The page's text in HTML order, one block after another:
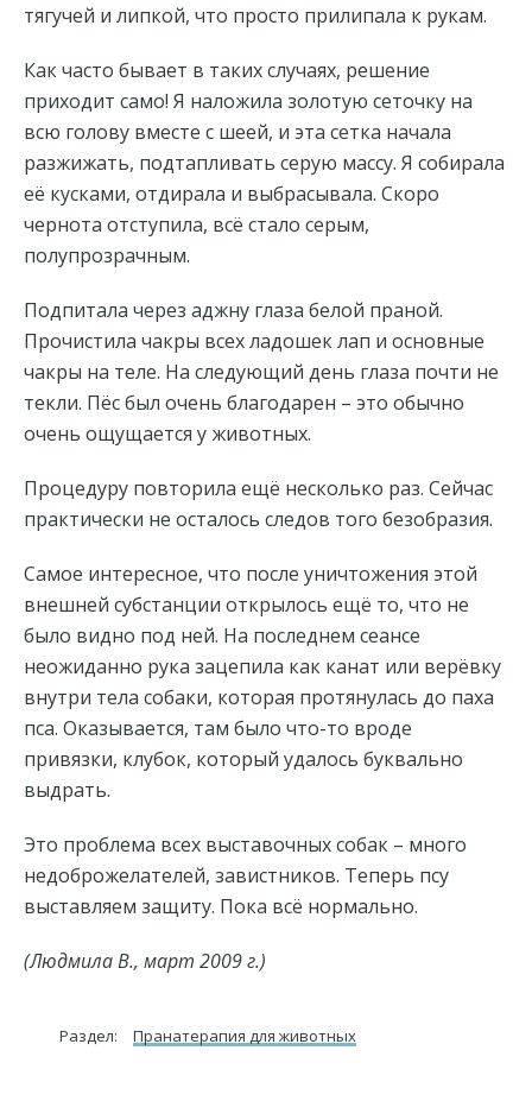
тягучей и липкой, что просто прилипала к рукам.
Как часто бывает в таких случаях, решение
приходит само! Я наложила золотую сеточку на
всю голову вместе с шеей, и эта сетка начала
разжижать, подтапливать серую массу. Я собирала
её кусками, отдирала и выбрасывала. Скоро
чернота отступила, всё стало серым,
полупрозрачным.
Подпитала через аджну глаза белой праной.
Прочистила чакры всех ладошек лап и основные
чакры на теле. На следующий день глаза почти не
текли. Пёс был очень благодарен – это обычно
очень ощущается у животных.
Процедуру повторила ещё несколько раз. Сейчас
практически не осталось следов того безобразия.
Самое интересное, что после уничтожения этой
внешней субстанции открылось ещё то, что не
было видно под ней. На последнем сеансе
неожиданно рука зацепила как канат или верёвку
внутри тела собаки, которая протянулась до паха
пса. Оказывается, там было что-то вроде
привязки, клубок, который удалось буквально
выдрать.
Это проблема всех выставочных собак – много
недоброжелателей, завистников. Теперь псу
выставляем защиту. Пока всё нормально.
(Людмила В., март 2009 г.)
Раздел: Пранатерапия для животных